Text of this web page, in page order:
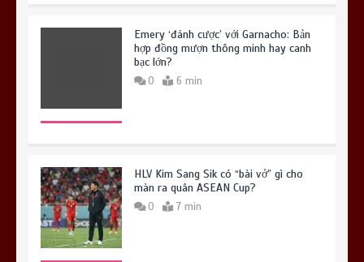
Emery ‘đánh cược’ với Garnacho: Bản
hợp đồng mượn thông minh hay canh
bạc lớn?
0 6 min
HLV Kim Sang Sik có “bài vở” gì cho
màn ra quân ASEAN Cup?
0 7 min